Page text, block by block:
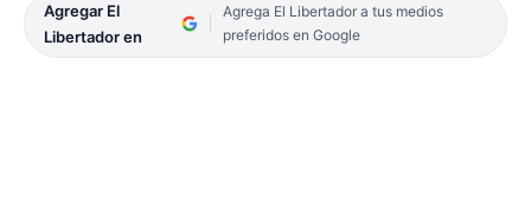
Agregar El
Libertador en
Agrega El Libertador a tus medios
preferidos en Google